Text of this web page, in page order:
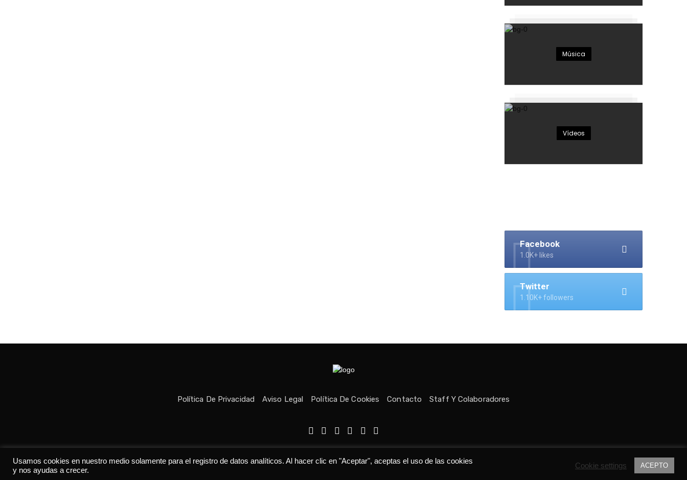
Música
Vídeos
Facebook
1.0K+ likes
Twitter
1.10K+ followers
Política De Privacidad Aviso Legal Política De Cookies Contacto Staff Y Colaboradores
Todos los derechos reservados © Medio fundado con ❤ en Asturias. 👨‍💻Desarrollado por
Usamos cookies en nuestro medio solamente para el registro de datos analíticos. Al hacer clic en "Aceptar", aceptas el uso de las cookies
y nos ayudas a crecer.
Cookie settings ACEPTO